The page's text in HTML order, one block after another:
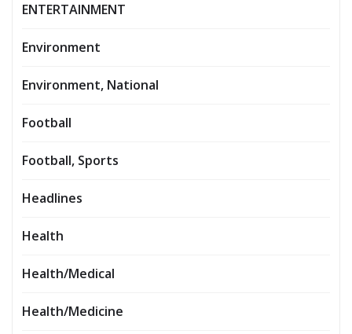
ENTERTAINMENT
Environment
Environment, National
Football
Football, Sports
Headlines
Health
Health/Medical
Health/Medicine